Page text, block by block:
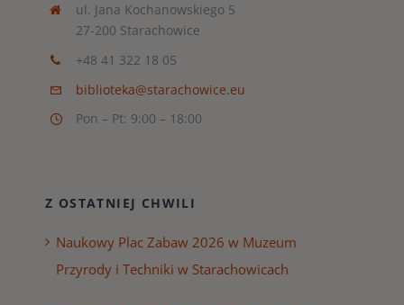
ul. Jana Kochanowskiego 5
27-200 Starachowice
+48 41 322 18 05
biblioteka@starachowice.eu
Pon – Pt: 9:00 – 18:00
Z OSTATNIEJ CHWILI
Naukowy Plac Zabaw 2026 w Muzeum
Przyrody i Techniki w Starachowicach